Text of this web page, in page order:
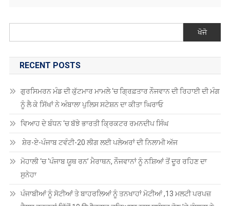
ਸ਼ੇਰ-ਏ-ਪੰਜਾਬ ਟਵੰਟੀ-20 ਲੀਗ ਲਈ ਪਲੇਅਰਾਂ ਦੀ ਨਿਲਾਮੀ ਅੱਜ
ਸੁਨੇਹਾ
ਪੰਜਾਬੀਆਂ ਨੂੰ ਸੋਟੀਆਂ ਤੇ ਬਾਹਰਲਿਆਂ ਨੂੰ ਤਨਖਾਹਾਂ ਮੋਟੀਆਂ ,13 ਮਲਟੀ ਪਰਪਜ਼
ਹੈਲਥ ਵਰਕਰਾਂ ਵਿੱਚੋਂ 10 ਉਮੀਦਵਾਰ ਹਰਿਆਣਾ ਨਾਲ ਸਬੰਧਤ ਹੋਣ ’ਤੇ ਰੰਧਾਵਾ ਨੇ
ਘੇਰੀ AAP ਸਰਕਾਰ
RECENT COMMENTS
Antonio2064on ਗੁਰਦਾਸ ਮਾਨ ਹਰਿਮੰਦਰ ਸਾਹਿਬ ਹੋਏ ਨਤਮਸਤਕ